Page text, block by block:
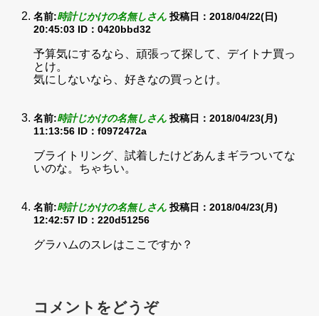
名前:時計じかけの名無しさん 投稿日：2018/04/22(日)
20:45:03 ID：0420bbd32
予算気にするなら、頑張って探して、デイトナ買っ
とけ。
気にしないなら、好きなの買っとけ。
名前:時計じかけの名無しさん 投稿日：2018/04/23(月)
11:13:56 ID：f0972472a
ブライトリング、試着したけどあんまギラついてな
いのな。ちゃちい。
名前:時計じかけの名無しさん 投稿日：2018/04/23(月)
12:42:57 ID：220d51256
グラハムのスレはここですか？
コメントをどうぞ